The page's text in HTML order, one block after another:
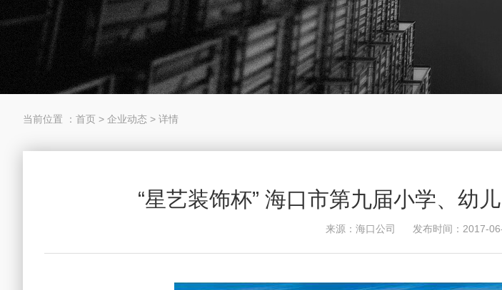
当前位置 ： 首页 > 企业动态 > 详情
“星艺装饰杯” 海口市第九届小学、幼
来源：海口公司 发布时间：2017-